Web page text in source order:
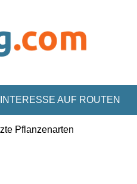
AUF ROUTEN
Pflanzenarten